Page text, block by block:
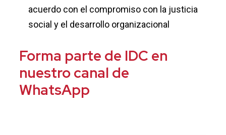
acuerdo con el compromiso con la justicia
social y el desarrollo organizacional
Forma parte de IDC en
nuestro canal de
WhatsApp